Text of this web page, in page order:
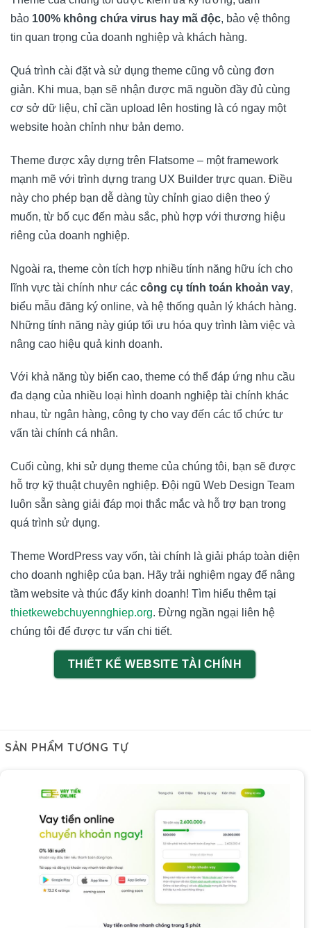
bảo 100% không chứa virus hay mã độc, bảo vệ thông
tin quan trọng của doanh nghiệp và khách hàng.
Quá trình cài đặt và sử dụng theme cũng vô cùng đơn
giản. Khi mua, bạn sẽ nhận được mã nguồn đầy đủ cùng
cơ sở dữ liệu, chỉ cần upload lên hosting là có ngay một
website hoàn chỉnh như bản demo.
Theme được xây dựng trên Flatsome – một framework
mạnh mẽ với trình dựng trang UX Builder trực quan. Điều
này cho phép bạn dễ dàng tùy chỉnh giao diện theo ý
muốn, từ bố cục đến màu sắc, phù hợp với thương hiệu
riêng của doanh nghiệp.
Ngoài ra, theme còn tích hợp nhiều tính năng hữu ích cho
lĩnh vực tài chính như các công cụ tính toán khoản vay,
biểu mẫu đăng ký online, và hệ thống quản lý khách hàng.
Những tính năng này giúp tối ưu hóa quy trình làm việc và
nâng cao hiệu quả kinh doanh.
Với khả năng tùy biến cao, theme có thể đáp ứng nhu cầu
đa dạng của nhiều loại hình doanh nghiệp tài chính khác
nhau, từ ngân hàng, công ty cho vay đến các tổ chức tư
vấn tài chính cá nhân.
Cuối cùng, khi sử dụng theme của chúng tôi, bạn sẽ được
hỗ trợ kỹ thuật chuyên nghiệp. Đội ngũ Web Design Team
luôn sẵn sàng giải đáp mọi thắc mắc và hỗ trợ bạn trong
quá trình sử dụng.
Theme WordPress vay vốn, tài chính là giải pháp toàn diện
cho doanh nghiệp của bạn. Hãy trải nghiệm ngay để nâng
tầm website và thúc đẩy kinh doanh! Tìm hiểu thêm tại
thietkewebchuyennghiep.org. Đừng ngần ngại liên hệ
chúng tôi để được tư vấn chi tiết.
THIẾT KẾ WEBSITE TÀI CHÍNH
SẢN PHẨM TƯƠNG TỰ